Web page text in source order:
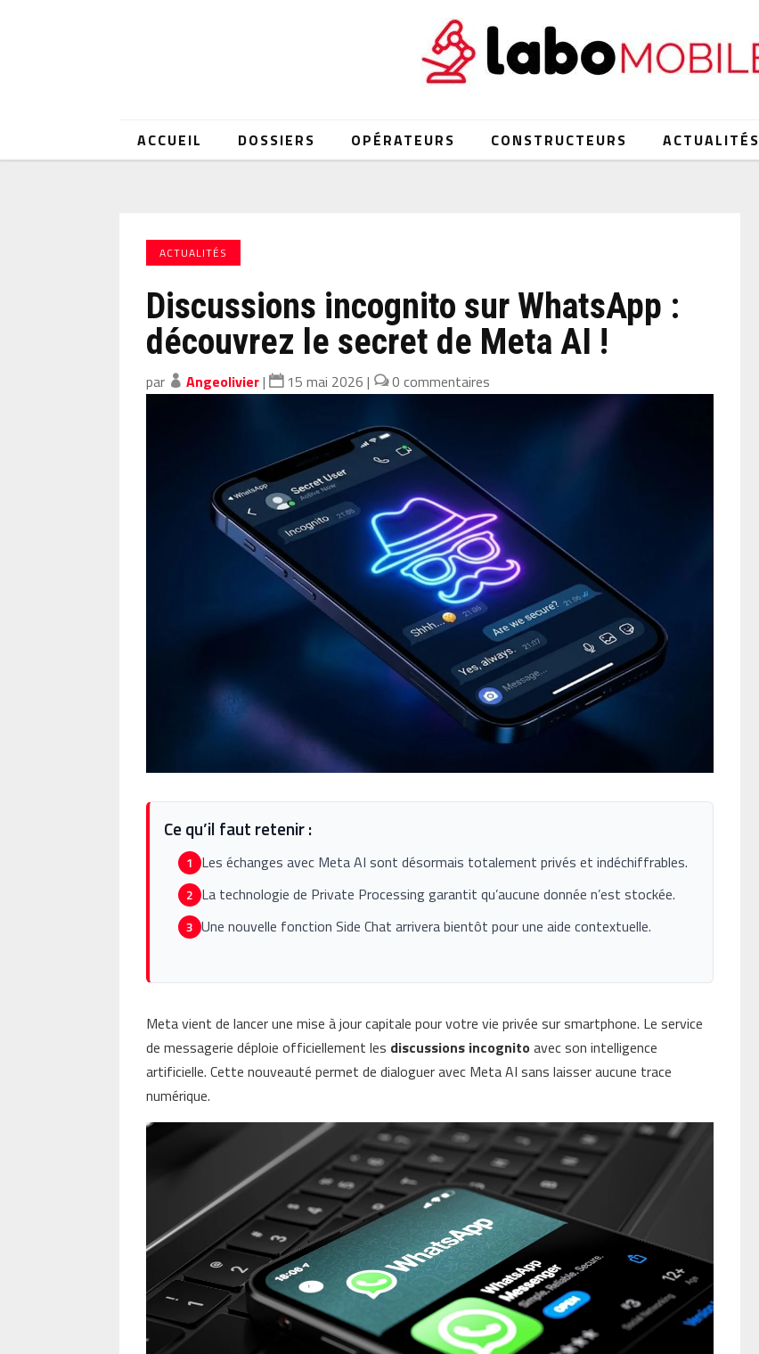
ACCUEIL DOSSIERS OPÉRATEURS CONSTRUCTEURS ACTUALITÉS
ACTUALITÉS
Discussions incognito sur WhatsApp :
découvrez le secret de Meta AI !
par Angeolivier| 15 mai 2026 | 0 commentaires
Ce qu’il faut retenir :
1 Les échanges avec Meta AI sont désormais totalement privés et indéchiffrables.
2 La technologie de Private Processing garantit qu’aucune donnée n’est stockée.
3 Une nouvelle fonction Side Chat arrivera bientôt pour une aide contextuelle.
Meta vient de lancer une mise à jour capitale pour votre vie privée sur smartphone. Le service
de messagerie déploie officiellement les discussions incognito avec son intelligence
artificielle. Cette nouveauté permet de dialoguer avec Meta AI sans laisser aucune trace
numérique.